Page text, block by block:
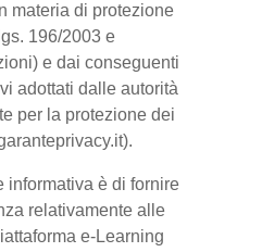
materia di protezione
196/2003 e
e dai conseguenti
adottati dalle autorità
per la protezione dei
informativa è di fornire
relativamente alle
e-Learning